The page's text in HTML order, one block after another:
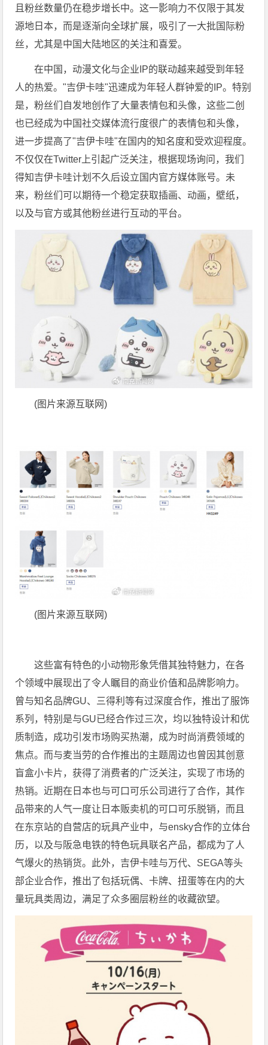
且粉丝数量仍在稳步增长中。这一影响力不仅限于其发
源地日本，而是逐渐向全球扩展，吸引了一大批国际粉
丝，尤其是中国大陆地区的关注和喜爱。
在中国，动漫文化与企业IP的联动越来越受到年轻
人的热爱。"吉伊卡哇"迅速成为年轻人群钟爱的IP。特别
是，粉丝们自发地创作了大量表情包和头像，这些二创
也已经成为中国社交媒体流行度很广的表情包和头像，
进一步提高了"吉伊卡哇"在国内的知名度和受欢迎程度。
不仅仅在Twitter上引起广泛关注，根据现场询问，我们
得知吉伊卡哇计划不久后设立国内官方媒体账号。未
来，粉丝们可以期待一个稳定获取插画、动画，壁纸，
以及与官方或其他粉丝进行互动的平台。
(图片来源互联网)
(图片来源互联网)
这些富有特色的小动物形象凭借其独特魅力，在各
个领域中展现出了令人瞩目的商业价值和品牌影响力。
曾与知名品牌GU、三得利等有过深度合作，推出了服饰
系列，特别是与GU已经合作过三次，均以独特设计和优
质制造，成功引发市场购买热潮，成为时尚消费领域的
焦点。而与麦当劳的合作推出的主题周边也曾因其创意
盲盒小卡片，获得了消费者的广泛关注，实现了市场的
热销。近期在日本也与可口可乐公司进行了合作，其作
品带来的人气一度让日本贩卖机的可口可乐脱销，而且
在东京站的自营店的玩具产业中，与ensky合作的立体台
历，以及与阪急电铁的特色玩具联名产品，都成为了人
气爆火的热销货。此外，吉伊卡哇与万代、SEGA等头
部企业合作，推出了包括玩偶、卡牌、扭蛋等在内的大
量玩具类周边，满足了众多圈层粉丝的收藏欲望。